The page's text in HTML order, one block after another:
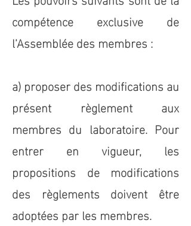
compétence exclusive de
l’Assemblée des membres :
a) proposer des modifications au
présent règlement aux
membres du laboratoire. Pour
entrer en vigueur, les
propositions de modifications
des règlements doivent être
adoptées par les membres.